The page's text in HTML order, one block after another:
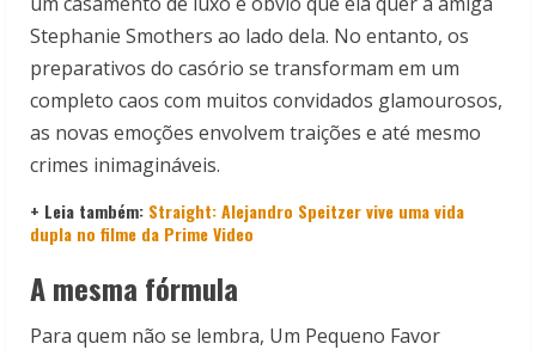
Stephanie Smothers ao lado dela. No entanto, os
preparativos do casório se transformam em um
completo caos com muitos convidados glamourosos,
as novas emoções envolvem traições e até mesmo
crimes inimagináveis.
+ Leia também: Straight: Alejandro Speitzer vive uma vida
dupla no filme da Prime Video
A mesma fórmula
Para quem não se lembra, Um Pequeno Favor